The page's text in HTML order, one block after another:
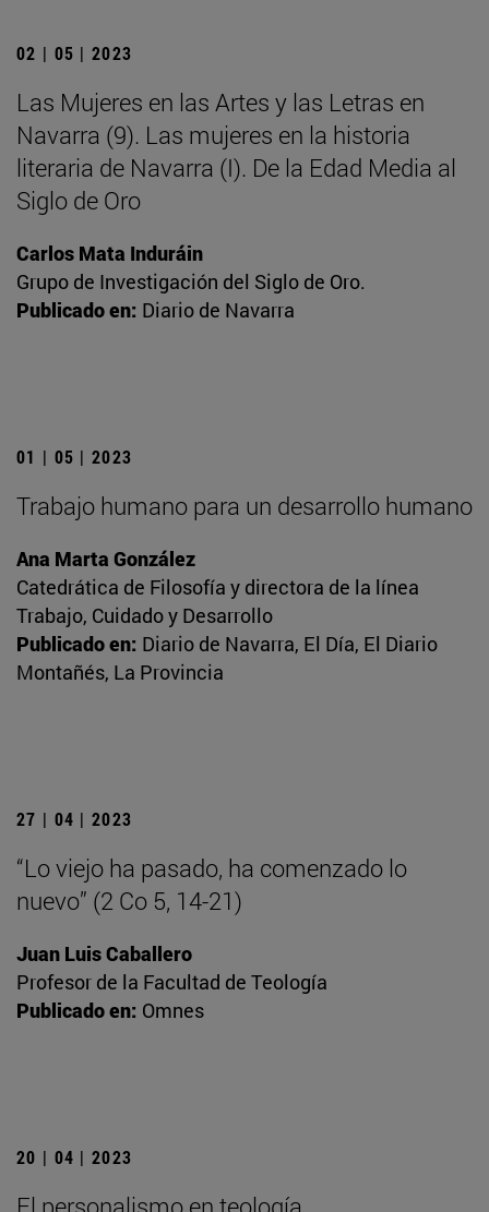
02 | 05 | 2023
Las Mujeres en las Artes y las Letras en
Navarra (9). Las mujeres en la historia
literaria de Navarra (I). De la Edad Media al
Siglo de Oro
Carlos Mata Induráin
Grupo de Investigación del Siglo de Oro.
Publicado en: Diario de Navarra
01 | 05 | 2023
Trabajo humano para un desarrollo humano
Ana Marta González
Catedrática de Filosofía y directora de la línea
Trabajo, Cuidado y Desarrollo
Publicado en: Diario de Navarra, El Día, El Diario
Montañés, La Provincia
27 | 04 | 2023
“Lo viejo ha pasado, ha comenzado lo
nuevo” (2 Co 5, 14-21)
Juan Luis Caballero
Profesor de la Facultad de Teología
Publicado en: Omnes
20 | 04 | 2023